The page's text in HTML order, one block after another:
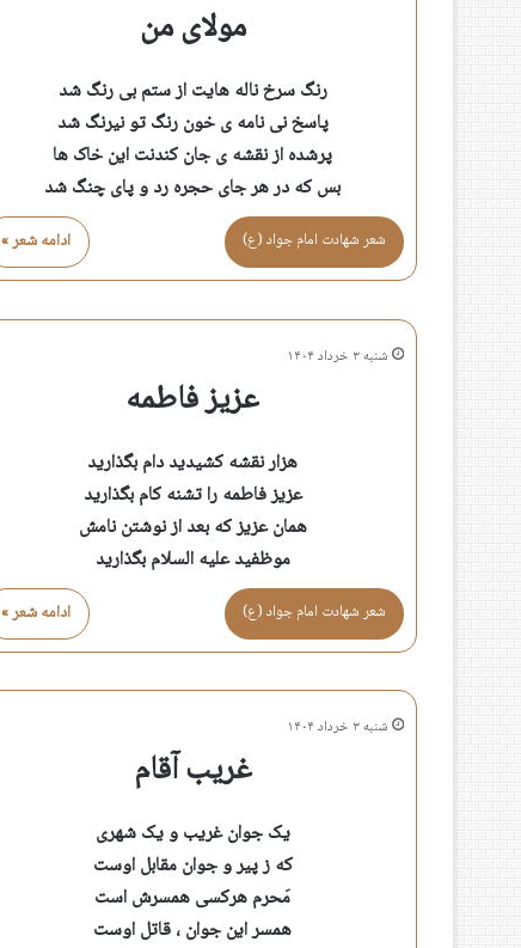
مولای من
رنگ سرخ ناله هایت از ستم بی رنگ شد
پاسخ نی نامه ی خون رنگ تو نیرنگ شد
پرشده از نقشه ی جان کندنت این خاک ها
بس که در هر جای حجره رد و پای چنگ شد
ادامه شعر » شعر شهادت امام جواد (ع)
شنبه ۳ خرداد ۱۴۰۴
عزیز فاطمه
هزار نقشه کشیدید دام بگذارید
عزیز فاطمه را تشنه کام بگذارید
همان عزیز که بعد از نوشتن نامش
موظفید علیه السلام بگذارید
ادامه شعر » شعر شهادت امام جواد (ع)
شنبه ۳ خرداد ۱۴۰۴
غریب آقام
یک جوان غریب و یک شهری
که ز پیر و جوان مقابل اوست
مَحرم هرکسی همسرش است
همسر این جوان ، قاتل اوست